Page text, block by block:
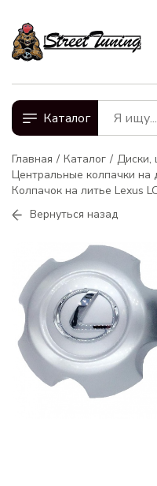
Каталог
Главная Каталог
Диски,
Центральные колпачки на
Колпачок на литье Lexus
Вернуться назад